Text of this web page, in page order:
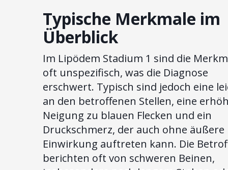
Typische Merkmale im
Überblick
Im Lipödem Stadium 1 sind die
oft unspezifisch, was die Diagnose
erschwert. Typisch sind jedoch eine
an den betroffenen Stellen, eine
Neigung zu blauen Flecken und ein
Druckschmerz, der auch ohne äußere
Einwirkung auftreten kann. Die
berichten oft von schweren Beinen,